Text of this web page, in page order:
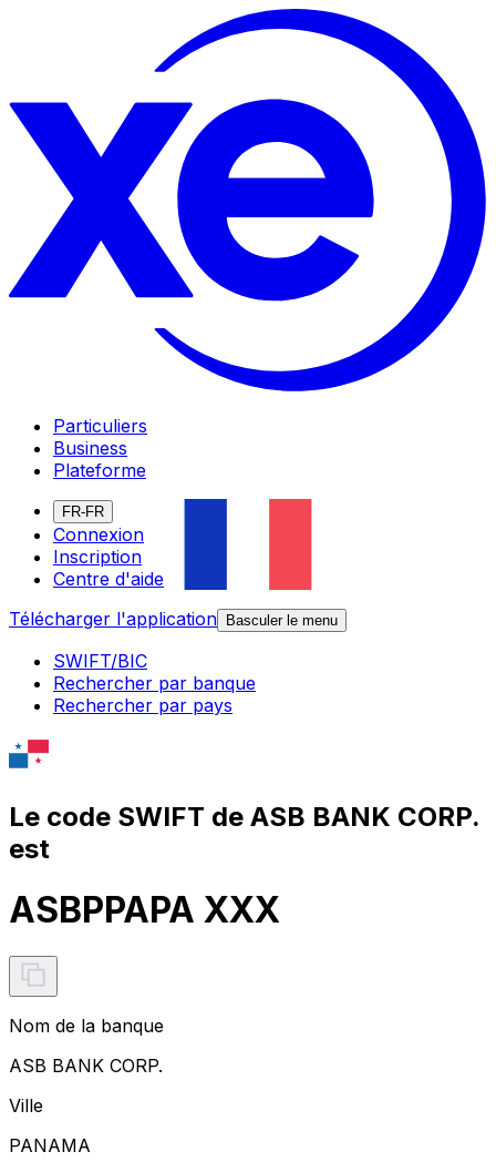
Particuliers
Business
Plateforme
FR-FR
Connexion
Inscription
Centre d'aide
Télécharger l'application
Basculer le menu
SWIFT/BIC
Rechercher par banque
Rechercher par pays
Le code SWIFT de ASB BANK CORP.
est
ASBPPAPA XXX
Nom de la banque
ASB BANK CORP.
Ville
PANAMA